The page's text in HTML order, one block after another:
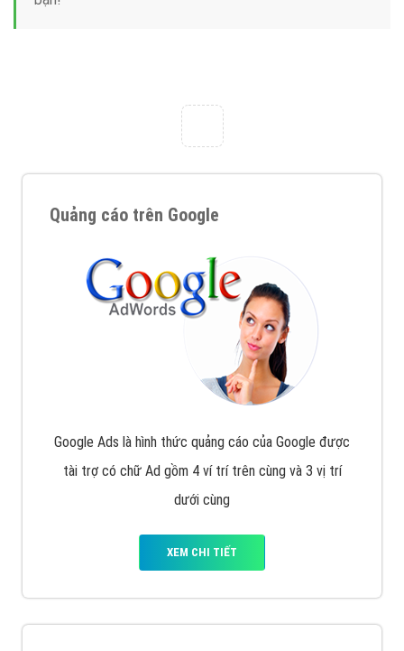
triển Website cho doanh nghiệp mình
chừ hãy nhấc máy lên và gọi ngay cho chúng tôi theo
support@vietadsgroup.vnđể được tư vấn chuyên
bạn!
Quảng cáo trên Google